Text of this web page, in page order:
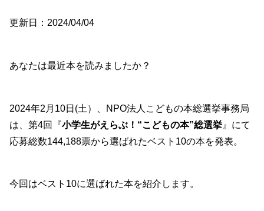
更新日：2024/04/04
あなたは最近本を読みましたか？
2024年2月10日(土）、
NPO法人こどもの本総選挙事務局
は、第4回『小学生がえらぶ！“こどもの本”総選挙 』にて
応募総数144,188票から選ばれたベスト10の本を発表。
今回はベスト10に選ばれた本を紹介します。